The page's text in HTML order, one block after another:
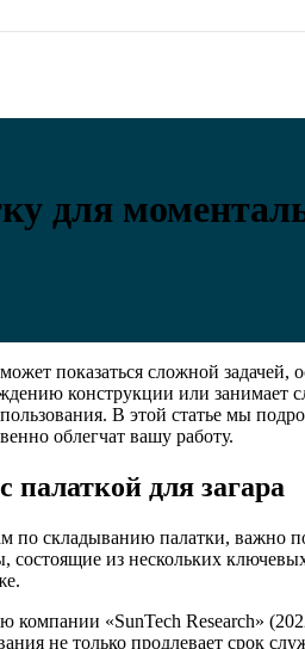
для
показаться сложной
конструкции или
В этой статье мы
облегчат вашу работу.
для загара
по складыванию палатки,
состоящие из нескольких
компании «SunTech Research»
не только продлевает срок